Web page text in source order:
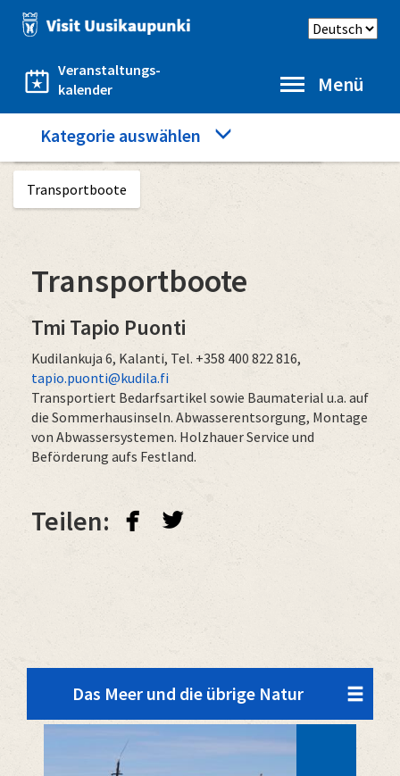
Direkt
zum
Veranstaltungs-
kalender
Sprache
Menü
Category
menu
Kategorie auswählen
Startseite Das Meer und die übrige Natur
Transportboote
Transportboote
Tmi Tapio Puonti
Kudilankuja 6, Kalanti, Tel. +358 400 822 816,
tapio.puonti@kudila.fi
Transportiert Bedarfsartikel sowie Baumaterial u.a. auf
die Sommerhausinseln. Abwasserentsorgung, Montage
von Abwassersystemen. Holzhauer Service und
Beförderung aufs Festland.
Teilen: facebook twitterbird
Das Meer und die übrige Natur